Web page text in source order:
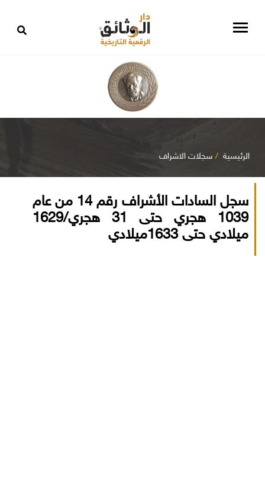
الرئيسية سجلات الاشراف
سجل السادات الأشراف رقم 14 من عام
1039 هجري حتى 31 هجري/1629
ميلادي حتى 1633ميلادي